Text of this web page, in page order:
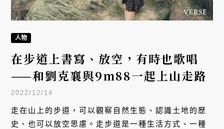
人物
在步道上書寫、放空，有時也歌唱
——和劉克襄與9m88一起上山走路
2022/12/14
走在山上的步道，可以觀察自然生態、認識土地的歷
史、也可以放空思慮。走步道是一種生活方式、一種